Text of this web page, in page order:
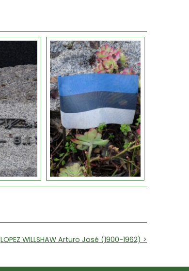
LOPEZ WILLSHAW Arturo José (1900-1962) >